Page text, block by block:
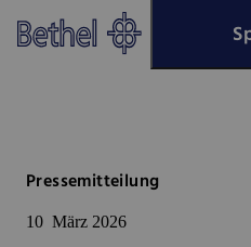
Zum Hauptinhalt springen
Zur Fußzeile springen
Pressemitteilung
10 März 2026